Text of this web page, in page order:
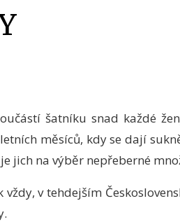
šatníku snad každé
měsíců, kdy se dají
jich na výběr nepřeberné
v tehdejším